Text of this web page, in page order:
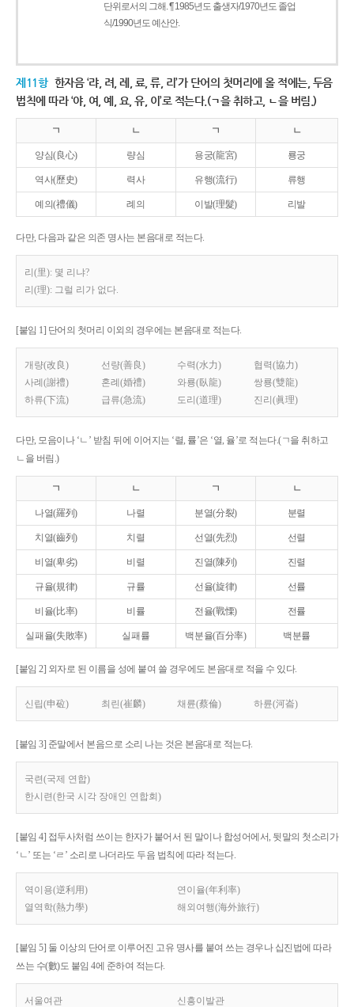
단위로서의 그해. ¶ 1985년도 출생자/1970년도 졸업
식/1990년도 예산안.
제11항 한자음 ‘랴, 려, 례, 료, 류, 리’가 단어의 첫머리에 올 적에는, 두음
법칙에 따라 ‘야, 여, 예, 요, 유, 이’로 적는다.(ㄱ을 취하고, ㄴ을 버림.)
ㄱ ㄴ ㄱ ㄴ
양심(良心) 량심 용궁(龍宮) 룡궁
역사(歷史) 력사 유행(流行) 류행
예의(禮儀) 례의 이발(理髮) 리발
다만, 다음과 같은 의존 명사는 본음대로 적는다.
리(里): 몇 리냐?
리(理): 그럴 리가 없다.
[붙임 1] 단어의 첫머리 이외의 경우에는 본음대로 적는다.
개량(改良) 선량(善良) 수력(水力)
협력(協力)
사례(謝禮)
혼례(婚禮) 와룡(臥龍)
쌍룡(雙龍)
하류(下流)
급류(急流) 도리(道理) 진리(眞理)
다만, 모음이나 ‘ㄴ’ 받침 뒤에 이어지는 ‘렬, 률’은 ‘열, 율’로 적는다.(ㄱ을 취하고
ㄴ을 버림.)
ㄱ ㄴ ㄱ ㄴ
나열(羅列) 나렬 분열(分裂) 분렬
치열(齒列) 치렬 선열(先烈) 선렬
비열(卑劣) 비렬 진열(陳列) 진렬
규율(規律) 규률 선율(旋律) 선률
비율(比率) 비률 전율(戰慄) 전률
실패율(失敗率) 실패률 백분율(百分率) 백분률
[붙임 2] 외자로 된 이름을 성에 붙여 쓸 경우에도 본음대로 적을 수 있다.
신립(申砬) 최린(崔麟) 채륜(蔡倫) 하륜(河崙)
[붙임 3] 준말에서 본음으로 소리 나는 것은 본음대로 적는다.
국련(국제 연합)
한시련(한국 시각 장애인 연합회)
[붙임 4] 접두사처럼 쓰이는 한자가 붙어서 된 말이나 합성어에서, 뒷말의 첫소리가
‘ㄴ’ 또는 ‘ㄹ’ 소리로 나더라도 두음 법칙에 따라 적는다.
역이용(逆利用)
연이율(年利率)
열역학(熱力學)
해외여행(海外旅行)
[붙임 5] 둘 이상의 단어로 이루어진 고유 명사를 붙여 쓰는 경우나 십진법에 따라
쓰는 수(數)도 붙임 4에 준하여 적는다.
서울여관 신흥이발관